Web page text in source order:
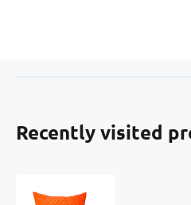
Recently visited